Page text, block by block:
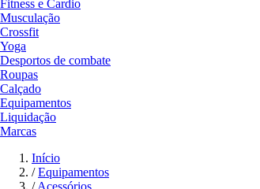
Fitness e Cardio
Musculação
Crossfit
Yoga
Desportos de combate
Roupas
Calçado
Equipamentos
Liquidação
Marcas
Início
/ Equipamentos